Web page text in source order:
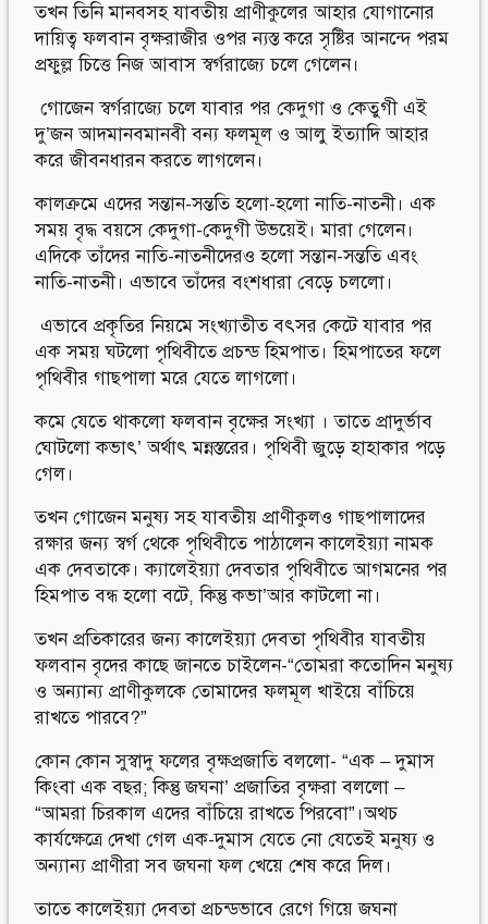
তখন তিনি মানবসহ যাবতীয় প্রাণীকুলের আহার যোগানোর
দায়িত্ব ফলবান বৃক্ষরাজীর ওপর ন্যস্ত করে সৃষ্টির আনন্দে পরম
প্রফুল্ল চিত্তে নিজ আবাস স্বর্গরাজ্যে চলে গেলেন।
গোজেন স্বর্গরাজ্যে চলে যাবার পর কেদুগা ও কেতুগী এই
দু’জন আদমানবমানবী বন্য ফলমূল ও আলু ইত্যাদি আহার
করে জীবনধারন করতে লাগলেন।
কালক্রমে এদের সন্তান-সন্ততি হলো-হলো নাতি-নাতনী। এক
সময় বৃদ্ধ বয়সে কেদুগা-কেদুগী উভয়েই। মারা গেলেন।
এদিকে তাঁদের নাতি-নাতনীদেরও হলো সন্তান-সন্ততি এবং
নাতি-নাতনী। এভাবে তাঁদের বংশধারা বেড়ে চললো।
এভাবে প্রকৃতির নিয়মে সংখ্যাতীত বৎসর কেটে যাবার পর
এক সময় ঘটলো পৃথিবীতে প্রচন্ড হিমপাত। হিমপাতের ফলে
পৃথিবীর গাছপালা মরে যেতে লাগলো।
কমে যেতে থাকলো ফলবান বৃক্ষের সংখ্যা । তাতে প্রাদুর্ভাব
ঘোটলো কভাৎ’ অর্থাৎ মন্নস্তরের। পৃথিবী জুড়ে হাহাকার পড়ে
গেল।
তখন গোজেন মনুষ্য সহ যাবতীয় প্রাণীকুলও গাছপালাদের
রক্ষার জন্য স্বর্গ থেকে পৃথিবীতে পাঠালেন কালেইয়্যা নামক
এক দেবতাকে। ক্যালেইয়্যা দেবতার পৃথিবীতে আগমনের পর
হিমপাত বন্ধ হলো বটে, কিন্তু কভা’আর কাটলো না।
তখন প্রতিকারের জন্য কালেইয়্যা দেবতা পৃথিবীর যাবতীয়
ফলবান বৃদের কাছে জানতে চাইলেন-“তোমরা কতোদিন মনুষ্য
ও অন্যান্য প্রাণীকুলকে তোমাদের ফলমূল খাইয়ে বাঁচিয়ে
রাখতে পারবে?”
কোন কোন সুস্বাদু ফলের বৃক্ষপ্রজাতি বললো- “এক – দুমাস
কিংবা এক বছর; কিন্তু জঘনা’ প্রজাতির বৃক্ষরা বললো –
“আমরা চিরকাল এদের বাঁচিয়ে রাখতে পিরবো”।অথচ
কার্যক্ষেত্রে দেখা গেল এক-দুমাস যেতে নো যেতেই মনুষ্য ও
অন্যান্য প্রাণীরা সব জঘনা ফল খেয়ে শেষ করে দিল।
তাতে কালেইয়্যা দেবতা প্রচন্ডভাবে রেগে গিয়ে জঘনা